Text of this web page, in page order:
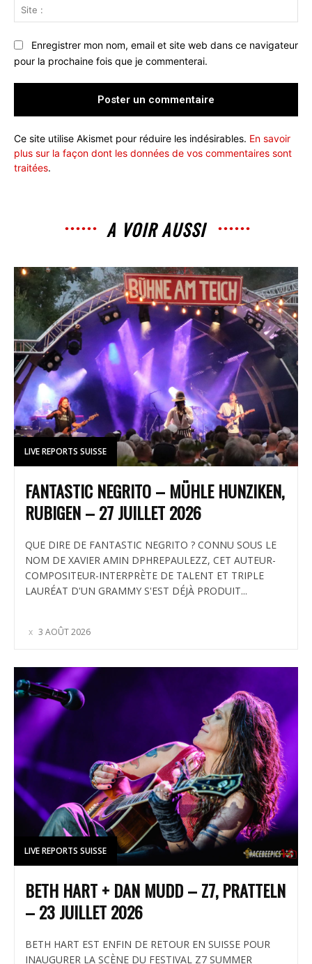
:
Enregistrer mon nom, email et site web dans ce navigateur
pour la prochaine fois que je commenterai.
Ce site utilise Akismet pour réduire les indésirables. En savoir
plus sur la façon dont les données de vos commentaires sont
traitées.
A VOIR AUSSI
LIVE REPORTS SUISSE
FANTASTIC NEGRITO – MÜHLE HUNZIKEN,
RUBIGEN – 27 JUILLET 2026
QUE DIRE DE FANTASTIC NEGRITO ? CONNU SOUS LE
NOM DE XAVIER AMIN DPHREPAULEZZ, CET AUTEUR-
COMPOSITEUR-INTERPRÈTE DE TALENT ET TRIPLE
LAURÉAT D'UN GRAMMY S'EST DÉJÀ PRODUIT...
3 AOÛT 2026
LIVE REPORTS SUISSE
BETH HART + DAN MUDD – Z7, PRATTELN
– 23 JUILLET 2026
BETH HART EST ENFIN DE RETOUR EN SUISSE POUR
INAUGURER LA SCÈNE DU FESTIVAL Z7 SUMMER